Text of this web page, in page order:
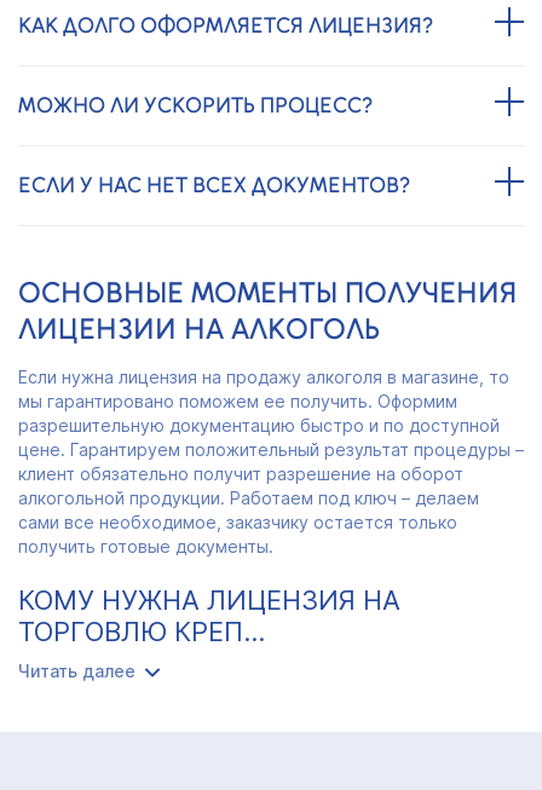
КАК ДОЛГО ОФОРМЛЯЕТСЯ ЛИЦЕНЗИЯ?
МОЖНО ЛИ УСКОРИТЬ ПРОЦЕСС?
ЕСЛИ У НАС НЕТ ВСЕХ ДОКУМЕНТОВ?
ОСНОВНЫЕ МОМЕНТЫ ПОЛУЧЕНИЯ
ЛИЦЕНЗИИ НА АЛКОГОЛЬ
Если нужна лицензия на продажу алкоголя в магазине, то
мы гарантировано поможем ее получить. Оформим
разрешительную документацию быстро и по доступной
цене. Гарантируем положительный результат процедуры –
клиент обязательно получит разрешение на оборот
алкогольной продукции. Работаем под ключ – делаем
сами все необходимое, заказчику остается только
получить готовые документы.
КОМУ НУЖНА ЛИЦЕНЗИЯ НА
ТОРГОВЛЮ КРЕП...
Читать далее